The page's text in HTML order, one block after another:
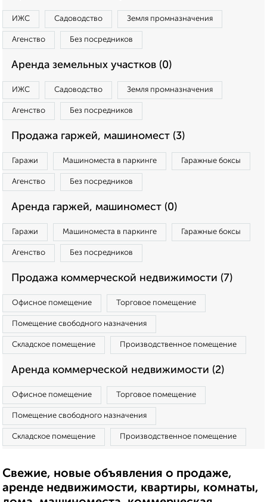
ИЖС Садоводство Земля промназначения
Агенство Без посредников
Аренда земельных участков (0)
ИЖС Садоводство Земля промназначения
Агенство Без посредников
Продажа гаржей, машиномест (3)
Гаражи Машиноместа в паркинге Гаражные боксы
Агенство Без посредников
Аренда гаржей, машиномест (0)
Гаражи Машиноместа в паркинге Гаражные боксы
Агенство Без посредников
Продажа коммерческой недвижимости (7)
Офисное помещение Торговое помещение
Помещение свободного назначения
Складское помещение Производственное помещение
Аренда коммерческой недвижимости (2)
Офисное помещение Торговое помещение
Помещение свободного назначения
Складское помещение Производственное помещение
Свежие, новые объявления о продаже,
аренде недвижимости, квартиры, комнаты,